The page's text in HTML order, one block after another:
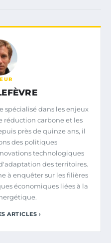
spécialisé dans les enjeux
réduction carbone et les
près de quinze ans, il
des politiques
technologiques
des territoires.
à enquêter sur les filières
économiques liées à la
ARTICLES ›